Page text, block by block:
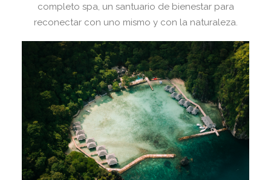
completo spa, un santuario de bienestar para
reconectar con uno mismo y con la naturaleza.